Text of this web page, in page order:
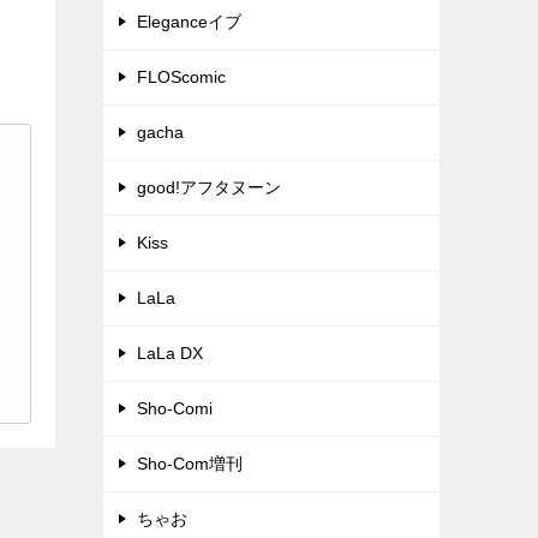
Eleganceイブ
FLOScomic
gacha
good!アフタヌーン
Kiss
LaLa
LaLa DX
Sho-Comi
Sho-Com増刊
ちゃお